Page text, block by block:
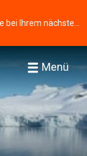
Menü